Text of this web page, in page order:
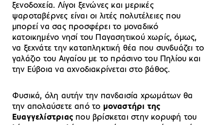
ξενοδοχεία. Λίγοι ξενώνες και μερικές
ψαροταβέρνες είναι οι λιτές πολυτέλειες που
μπορεί να σας προσφέρει το μοναδικό
κατοικημένο νησί του Παγασητικού χωρίς, όμως,
να ξεχνάτε την καταπληκτική θέα που συνδυάζει το
γαλάζιο του Αιγαίου με το πράσινο του Πηλίου και
την Εύβοια να αχνοδιακρίνεται στο βάθος.
Φυσικά, όλη αυτήν την πανδαισία χρωμάτων θα
την απολαύσετε από το μοναστήρι της
Ευαγγελίστριαςπου βρίσκεται στην κορυφή του